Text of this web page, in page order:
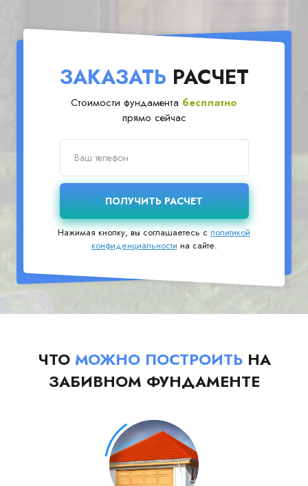
ЗАКАЗАТЬ РАСЧЕТ
Стоимости фундамента бесплатно
прямо сейчас
Нажимая кнопку, вы соглашаетесь сполитикой
конфиденциальности на сайте.
ЧТО МОЖНО ПОСТРОИТЬНА
ЗАБИВНОМ ФУНДАМЕНТЕ